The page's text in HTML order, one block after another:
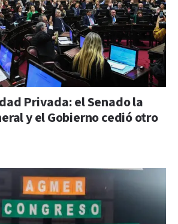
Privada: el Senado la
y el Gobierno cedió otro